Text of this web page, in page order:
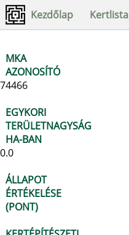
Kezdőlap Kertlista
MKA
AZONOSÍTÓ
74466
EGYKORI
TERÜLETNAGYSÁG
HA-BAN
0.0
ÁLLAPOT
ÉRTÉKELÉSE
(PONT)